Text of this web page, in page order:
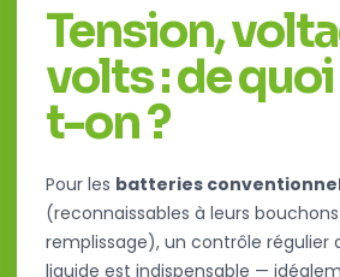
Tension,
volts : de
t-on ?
Pour les batteries
(reconnaissables à leurs
remplissage), un contrôle régulier
liquide est indispensable —